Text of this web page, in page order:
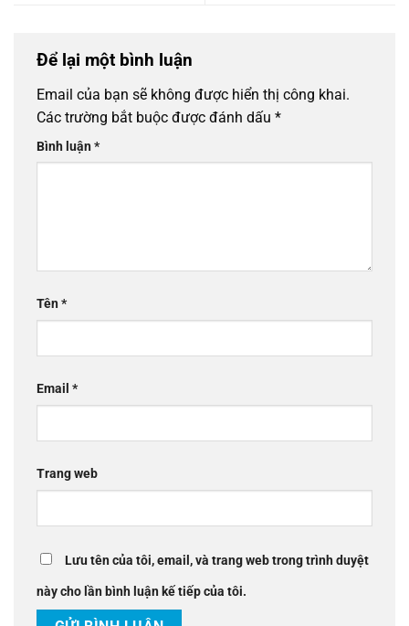
Để lại một bình luận
Email của bạn sẽ không được hiển thị công khai.
Các trường bắt buộc được đánh dấu *
Bình luận*
Tên*
Email *
Trang web
Lưu tên của tôi, email, và trang web trong trình duyệt
này cho lần bình luận kế tiếp của tôi.